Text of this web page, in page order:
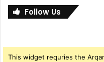
Follow Us
This widget requries the